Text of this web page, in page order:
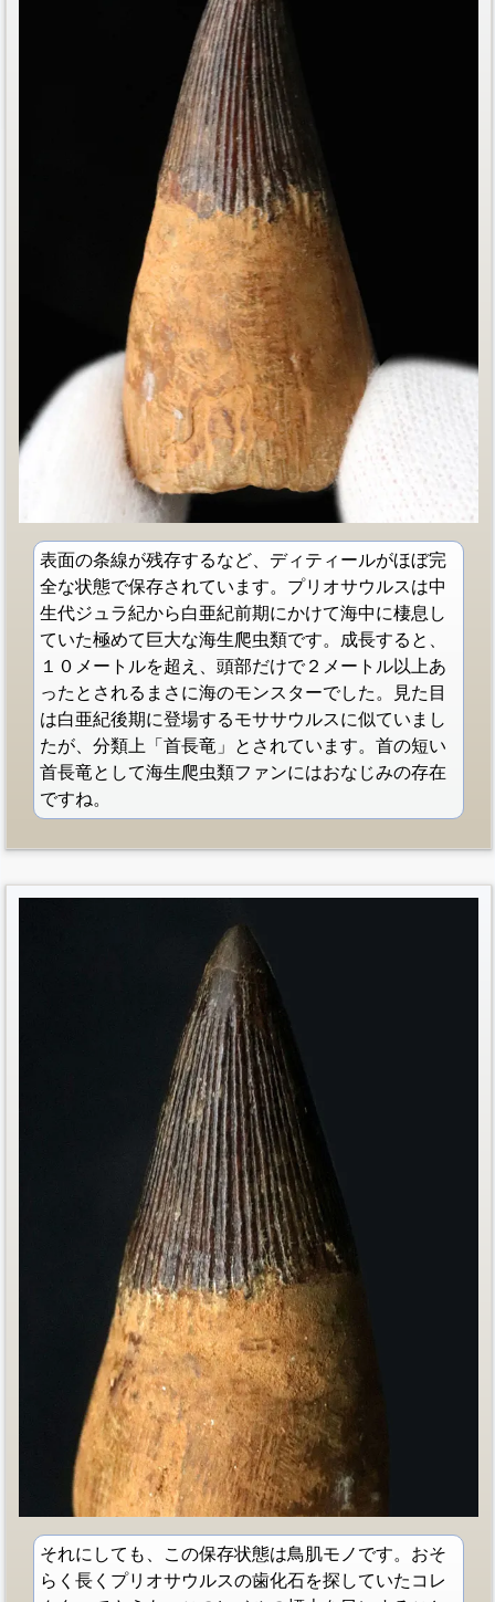
表面の条線が残存するなど、ディティールがほぼ完
全な状態で保存されています。プリオサウルスは中
生代ジュラ紀から白亜紀前期にかけて海中に棲息し
ていた極めて巨大な海生爬虫類です。成長すると、
１０メートルを超え、頭部だけで２メートル以上あ
ったとされるまさに海のモンスターでした。見た目
は白亜紀後期に登場するモササウルスに似ていまし
たが、分類上「首長竜」とされています。首の短い
首長竜として海生爬虫類ファンにはおなじみの存在
ですね。
それにしても、この保存状態は鳥肌モノです。おそ
らく長くプリオサウルスの歯化石を探していたコレ